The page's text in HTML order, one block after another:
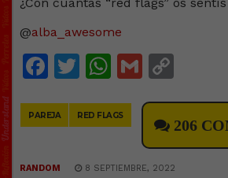
@alba_awesome
Facebook
Twitter
WhatsApp
Gmail
PAREJA RED FLAGS
206
RANDOM 8 SEPTIEMBRE, 2022